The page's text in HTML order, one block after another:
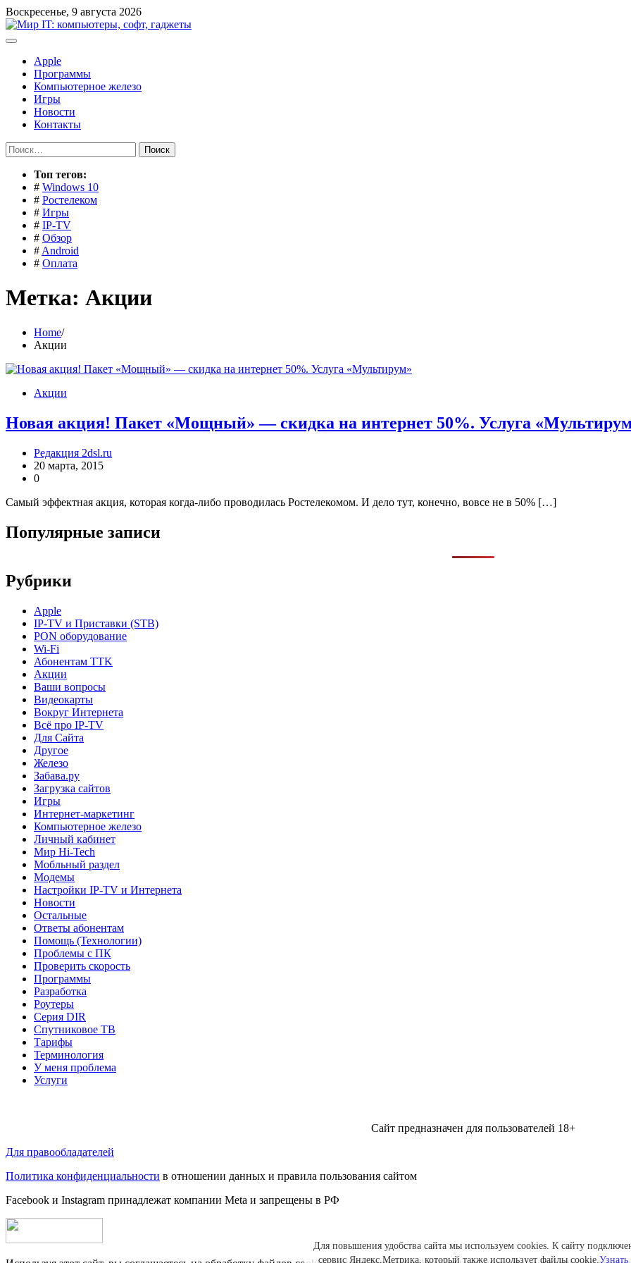
Перейти
к
содержимому
Воскресенье, 9 августа 2026
Apple
Программы
Компьютерное железо
Игры
Новости
Контакты
Найти:
Toп тегов:
# Windows 10
# Ростелеком
# Игры
# IP-TV
# Обзор
# Android
# Оплата
Метка: Акции
Home
Акции
Акции
Новая акция! Пакет «Мощный» — скидка на интернет 50%. Услуга
Редакция 2dsl.ru
20 марта, 2015
0
Самый эффектная акция, которая когда-либо проводилась Ростелекомом. И дело тут, конечно, вовсе не в 50% […]
Популярные записи
Рубрики
Apple
IP-TV и Приставки (STB)
PON оборудование
Wi-Fi
Абонентам TTK
Акции
Ваши вопросы
Видеокарты
Вокруг Интернета
Всё про IP-TV
Для Сайта
Другое
Железо
Забава.ру
Загрузка сайтов
Игры
Интернет-маркетинг
Компьютерное железо
Личный кабинет
Мир Hi-Tech
Мобльный раздел
Модемы
Настройки IP-TV и Интернета
Новости
Остальные
Ответы абонентам
Помощь (Технологии)
Проблемы с ПК
Проверить скорость
Программы
Разработка
Роутеры
Серия DIR
Спутниковое ТВ
Тарифы
Терминология
У меня проблема
Услуги
Сайт предназначен для пользователей 18+
Для правообладателей
Политика конфиденциальности в отношении данных и правила пользования сайтом
Facebook и Instagram принадлежат компании Metа и запрещены в РФ
Для повышения удобства сайта мы используем cookies. К сайту
сервис Яндекс.Метрика, который также использует файлы cookie.Узнать